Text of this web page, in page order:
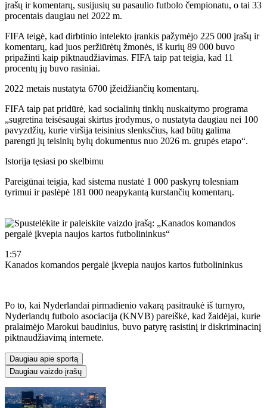
įrašų ir komentarų, susijusių su pasaulio futbolo čempionatu, o tai 33
procentais daugiau nei 2022 m.
FIFA teigė, kad dirbtinio intelekto įrankis pažymėjo 225 000 įrašų ir
komentarų, kad juos peržiūrėtų žmonės, iš kurių 89 000 buvo
pripažinti kaip piktnaudžiavimas. FIFA taip pat teigia, kad 11
procentų jų buvo rasiniai.
2022 metais nustatyta 6700 įžeidžiančių komentarų.
FIFA taip pat pridūrė, kad socialinių tinklų nuskaitymo programa
„sugretina teisėsaugai skirtus įrodymus, o nustatyta daugiau nei 100
pavyzdžių, kurie viršija teisinius slenksčius, kad būtų galima
parengti jų teisinių bylų dokumentus nuo 2026 m. grupės etapo“.
Istorija tęsiasi po skelbimu
Pareigūnai teigia, kad sistema nustatė 1 000 paskyrų tolesniam
tyrimui ir paslėpė 181 000 neapykantą kurstančių komentarų.
1:57
Kanados komandos pergalė įkvepia naujos kartos futbolininkus
Po to, kai Nyderlandai pirmadienio vakarą pasitraukė iš turnyro,
Nyderlandų futbolo asociacija (KNVB) pareiškė, kad žaidėjai, kurie
pralaimėjo Marokui baudinius, buvo patyrę rasistinį ir diskriminacinį
piktnaudžiavimą internete.
Daugiau apie sportą
Daugiau vaizdo įrašų